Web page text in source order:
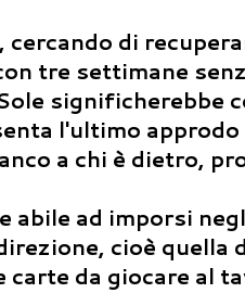
di
tre settimane
significherebbe
l'ultimo
a chi è dietro,
abile ad imporsi
cioè quella
da giocare al